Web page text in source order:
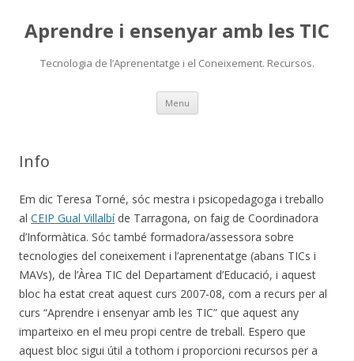
Aprendre i ensenyar amb les TIC
Tecnologia de l’Aprenentatge i el Coneixement. Recursos.
Menu Skip
content
Info
Em dic Teresa Torné, sóc mestra i psicopedagoga i treballo
al CEIP Gual Villalbíde Tarragona, on faig de Coordinadora
d’Informàtica. Sóc també formadora/assessora sobre
tecnologies del coneixement i l’aprenentatge (abans TICs i
MAVs), de l’Àrea TIC del Departament d’Educació, i aquest
bloc ha estat creat aquest curs 2007-08, com a recurs per al
curs “Aprendre i ensenyar amb les TIC” que aquest any
imparteixo en el meu propi centre de treball. Espero que
aquest bloc sigui útil a tothom i proporcioni recursos per a